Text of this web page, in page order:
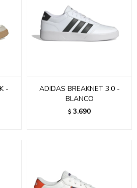
-
ADIDAS BREAKNET 3.0 -
BLANCO
$ 3.690